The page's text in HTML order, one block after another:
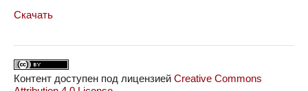
Скачать
Контент доступен под лицензией Creative Commons